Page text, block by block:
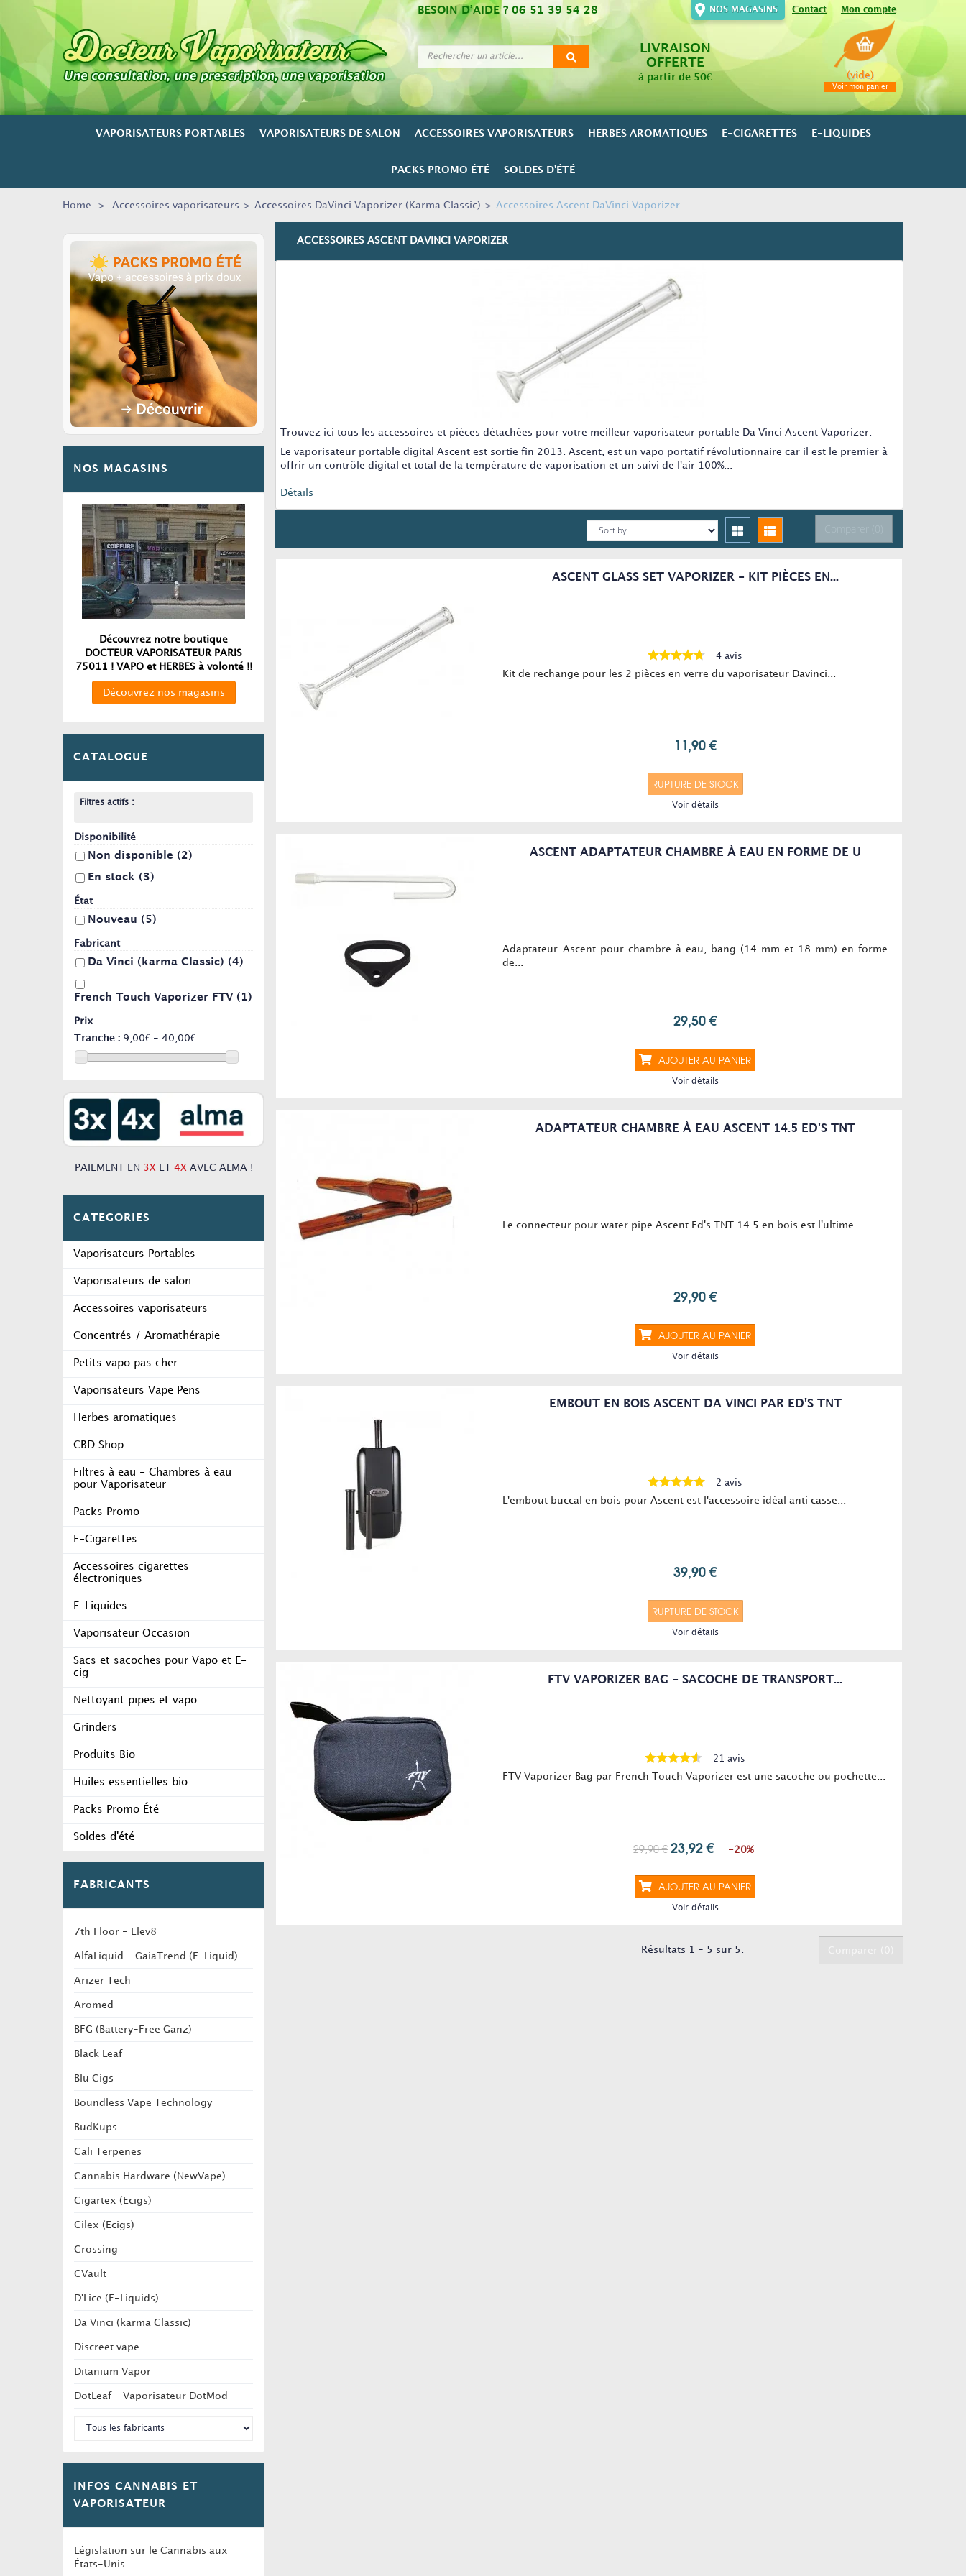
Mon compte
Contact
NOS MAGASINS
BESOIN D’AIDE ?06 51 39 54 28
LIVRAISON
OFFERTE
à partir de 50€ (vide)
Voir mon panier
VAPORISATEURS PORTABLES VAPORISATEURS DE SALON ACCESSOIRES VAPORISATEURS HERBES AROMATIQUES E-CIGARETTES E-LIQUIDES
PACKS PROMO ÉTÉ SOLDES D'ÉTÉ
Home > Accessoires vaporisateurs > Accessoires DaVinci Vaporizer (Karma Classic) > Accessoires Ascent DaVinci Vaporizer
NOS MAGASINS
Découvrez notre boutique
DOCTEUR VAPORISATEUR PARIS
75011 ! VAPO et HERBES à volonté !!
Découvrez nos magasins
CATALOGUE
Filtres actifs :
Disponibilité
Non disponible (2)
En stock (3)
État
Nouveau (5)
Fabricant
Da Vinci (karma Classic) (4)
French Touch Vaporizer FTV (1)
Prix
Tranche : 9,00€ - 40,00€
PAIEMENT EN 3X ET 4X AVEC ALMA !
CATEGORIES
Vaporisateurs Portables
Vaporisateurs de salon
Accessoires vaporisateurs
Concentrés / Aromathérapie
Petits vapo pas cher
Vaporisateurs Vape Pens
Herbes aromatiques
CBD Shop
Filtres à eau - Chambres à eau
pour Vaporisateur
Packs Promo
E-Cigarettes
Accessoires cigarettes
électroniques
E-Liquides
Vaporisateur Occasion
Sacs et sacoches pour Vapo et E-
cig
Nettoyant pipes et vapo
Grinders
Produits Bio
Huiles essentielles bio
Packs Promo Été
Soldes d'été
FABRICANTS
7th Floor - Elev8
AlfaLiquid - GaiaTrend (E-Liquid)
Arizer Tech
Aromed
BFG (Battery-Free Ganz)
Black Leaf
Blu Cigs
Boundless Vape Technology
BudKups
Cali Terpenes
Cannabis Hardware (NewVape)
Cigartex (Ecigs)
Cilex (Ecigs)
Crossing
CVault
D'Lice (E-Liquids)
Da Vinci (karma Classic)
Discreet vape
Ditanium Vapor
DotLeaf - Vaporisateur DotMod
INFOS CANNABIS ET
VAPORISATEUR
Législation sur le Cannabis aux
États-Unis
ACCESSOIRES ASCENT DAVINCI VAPORIZER
Trouvez ici tous les accessoires et pièces détachées pour votre meilleur vaporisateur portable Da Vinci Ascent Vaporizer.
Le vaporisateur portable digital Ascent est sortie fin 2013. Ascent, est un vapo portatif révolutionnaire car il est le premier à
offrir un contrôle digital et total de la température de vaporisation et un suivi de l'air 100%...
Détails
ASCENT GLASS SET VAPORIZER - KIT PIÈCES EN...
4 avis
Kit de rechange pour les 2 pièces en verre du vaporisateur Davinci...
11,90 €
RUPTURE DE STOCK
Voir détails
ASCENT ADAPTATEUR CHAMBRE À EAU EN FORME DE U
Adaptateur Ascent pour chambre à eau, bang (14 mm et 18 mm) en forme
de...
29,50 €
AJOUTER AU PANIER
Voir détails
ADAPTATEUR CHAMBRE À EAU ASCENT 14.5 ED'S TNT
Le connecteur pour water pipe Ascent Ed's TNT 14.5 en bois est l'ultime...
29,90 €
AJOUTER AU PANIER
Voir détails
EMBOUT EN BOIS ASCENT DA VINCI PAR ED'S TNT
2 avis
L'embout buccal en bois pour Ascent est l'accessoire idéal anti casse...
39,90 €
RUPTURE DE STOCK
Voir détails
FTV VAPORIZER BAG - SACOCHE DE TRANSPORT...
21 avis
FTV Vaporizer Bag par French Touch Vaporizer est une sacoche ou pochette...
29,90 € 23,92 € -20%
AJOUTER AU PANIER
Voir détails
Résultats 1 - 5 sur 5.